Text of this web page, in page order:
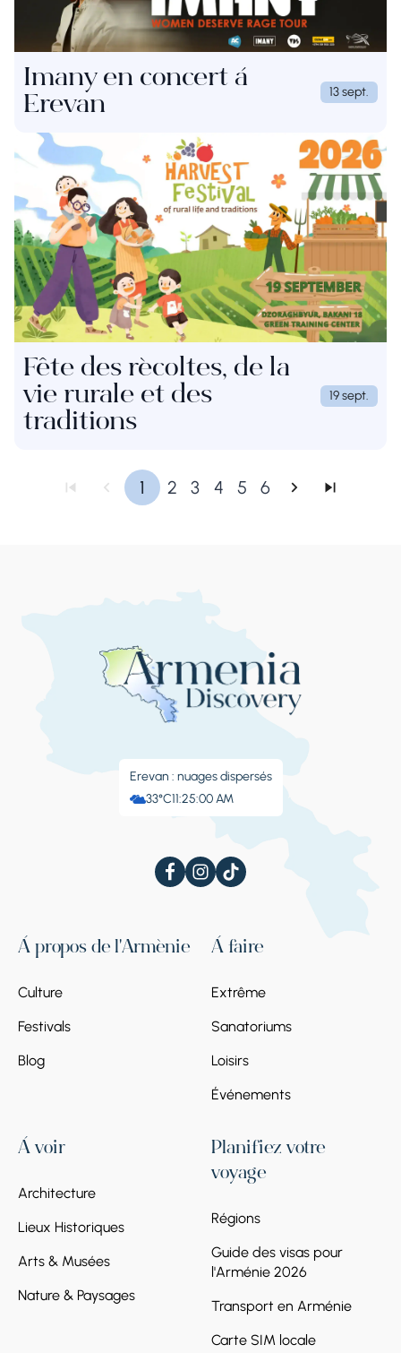
Imany en concert à
Erevan
13 sept.
Fête des récoltes, de la
vie rurale et des
traditions
19 sept.
1 2 3 4 5 6
Erevan : nuages ​​dispersés
33°C11:25:00 AM
À propos de l'Arménie
Culture
Festivals
Blog
À faire
Extrême
Sanatoriums
Loisirs
Événements
À voir
Architecture
Lieux Historiques
Arts & Musées
Nature & Paysages
Planifiez votre
voyage
Régions
Guide des visas pour
l'Arménie 2026
Transport en Arménie
Carte SIM locale